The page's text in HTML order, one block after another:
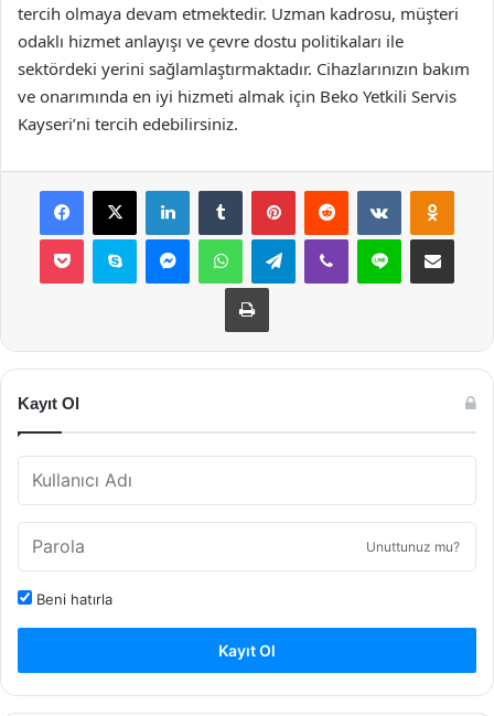
tercih olmaya devam etmektedir. Uzman kadrosu, müşteri
odaklı hizmet anlayışı ve çevre dostu politikaları ile
sektördeki yerini sağlamlaştırmaktadır. Cihazlarınızın bakım
ve onarımında en iyi hizmeti almak için Beko Yetkili Servis
Kayseri’ni tercih edebilirsiniz.
Facebook
X LinkedInTumblr PinterestReddit VKontakte
Pocket Skype MessengerWhatsAppTelegramViber Line E-Posta ile
Yazdır
Kayıt Ol
Unuttunuz mu?
Beni hatırla
Kayıt Ol